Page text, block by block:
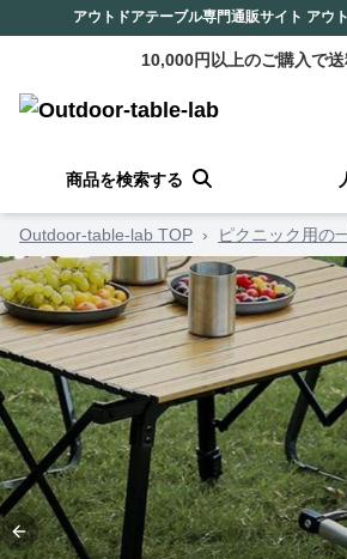
アウトドアテーブル専門通販サイト アウ
10,000円以上のご購入で
商品を検索する
Outdoor-table-lab TOP › ピクニック用の
Previous slide